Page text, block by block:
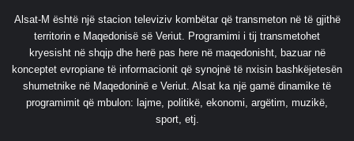
Alsat-M është një stacion televiziv kombëtar që transmeton në të gjithë
territorin e Maqedonisë së Veriut. Programimi i tij transmetohet
kryesisht në shqip dhe herë pas here në maqedonisht, bazuar në
konceptet evropiane të informacionit që synojnë të nxisin bashkëjetesën
shumetnike në Maqedoninë e Veriut. Alsat ka një gamë dinamike të
programimit që mbulon: lajme, politikë, ekonomi, argëtim, muzikë,
sport, etj.